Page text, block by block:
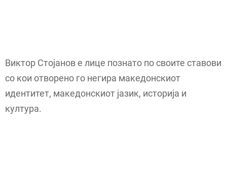
Виктор Стојанов е лице познато по своите ставови
со кои отворено го негира македонскиот
идентитет, македонскиот јазик, историја и
култура.